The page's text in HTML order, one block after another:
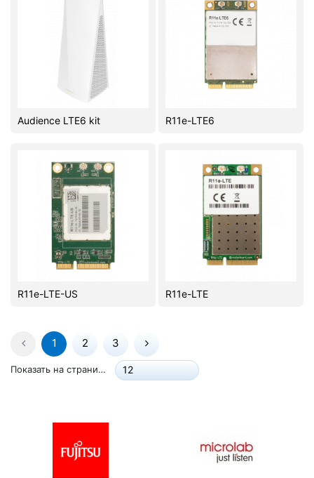
Audience LTE6 kit R11e-LTE6
R11e-LTE-US R11e-LTE
1 2 3
Показать на странице: 12